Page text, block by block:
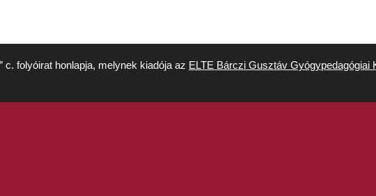
c. folyóirat honlapja, melynek kiadója az ELTE Bárczi Gusztáv Gyógypedagógiai